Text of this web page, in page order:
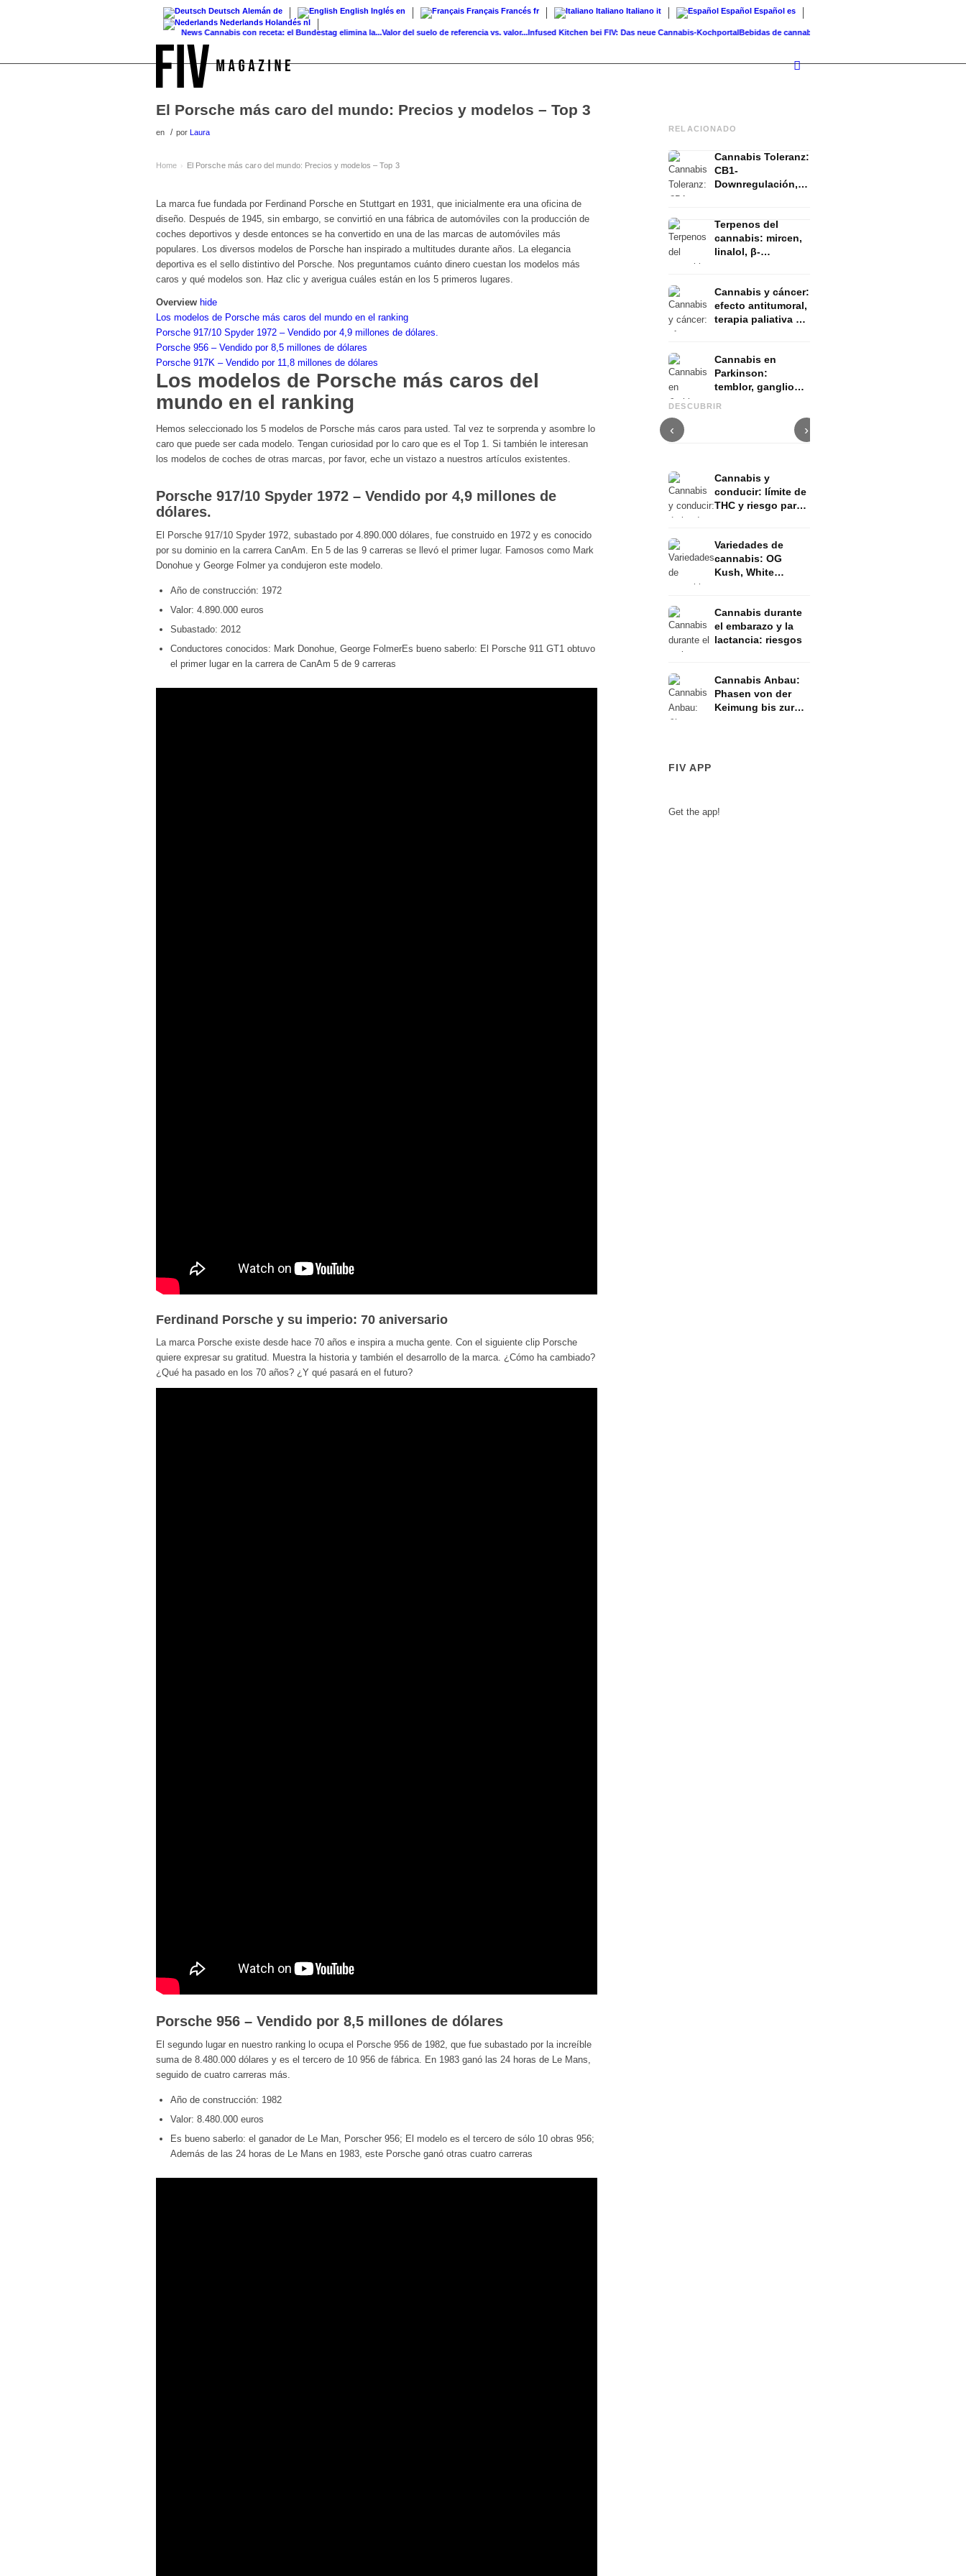
Deutsch Alemán de English Inglés en Français Francés fr Italiano Italiano it Español Español es
Nederlands Holandés nl
News
Cannabis con receta: el Bundestag elimina la...Valor del suelo de referencia vs. valor...Infused Kitchen bei FIV: Das neue Cannabis-KochportalBebidas de cannabis: batidos, té, leche dorada...
El Porsche más caro del mundo: Precios y modelos – Top 3
en / por Laura
Home › El Porsche más caro del mundo: Precios y modelos – Top 3
La marca fue fundada por Ferdinand Porsche en Stuttgart en 1931, que inicialmente era una oficina de
diseño. Después de 1945, sin embargo, se convirtió en una fábrica de automóviles con la producción de
coches deportivos y desde entonces se ha convertido en una de las marcas de automóviles más
populares. Los diversos modelos de Porsche han inspirado a multitudes durante años. La elegancia
deportiva es el sello distintivo del Porsche. Nos preguntamos cuánto dinero cuestan los modelos más
caros y qué modelos son. Haz clic y averigua cuáles están en los 5 primeros lugares.
Overview hide
Los modelos de Porsche más caros del mundo en el ranking
Porsche 917/10 Spyder 1972 – Vendido por 4,9 millones de dólares.
Porsche 956 – Vendido por 8,5 millones de dólares
Porsche 917K – Vendido por 11,8 millones de dólares
Los modelos de Porsche más caros del
mundo en el ranking
Hemos seleccionado los 5 modelos de Porsche más caros para usted. Tal vez te sorprenda y asombre lo
caro que puede ser cada modelo. Tengan curiosidad por lo caro que es el Top 1. Si también le interesan
los modelos de coches de otras marcas, por favor, eche un vistazo a nuestros artículos existentes.
Porsche 917/10 Spyder 1972 – Vendido por 4,9 millones de
dólares.
El Porsche 917/10 Spyder 1972, subastado por 4.890.000 dólares, fue construido en 1972 y es conocido
por su dominio en la carrera CanAm. En 5 de las 9 carreras se llevó el primer lugar. Famosos como Mark
Donohue y George Folmer ya condujeron este modelo.
Año de construcción: 1972
Valor: 4.890.000 euros
Subastado: 2012
Conductores conocidos: Mark Donohue, George FolmerEs bueno saberlo: El Porsche 911 GT1 obtuvo
el primer lugar en la carrera de CanAm 5 de 9 carreras
Ferdinand Porsche y su imperio: 70 aniversario
La marca Porsche existe desde hace 70 años e inspira a mucha gente. Con el siguiente clip Porsche
quiere expresar su gratitud. Muestra la historia y también el desarrollo de la marca. ¿Cómo ha cambiado?
¿Qué ha pasado en los 70 años? ¿Y qué pasará en el futuro?
Porsche 956 – Vendido por 8,5 millones de dólares
El segundo lugar en nuestro ranking lo ocupa el Porsche 956 de 1982, que fue subastado por la increíble
suma de 8.480.000 dólares y es el tercero de 10 956 de fábrica. En 1983 ganó las 24 horas de Le Mans,
seguido de cuatro carreras más.
Año de construcción: 1982
Valor: 8.480.000 euros
Es bueno saberlo: el ganador de Le Man, Porscher 956; El modelo es el tercero de sólo 10 obras 956;
Además de las 24 horas de Le Mans en 1983, este Porsche ganó otras cuatro carreras
RELACIONADO
Cannabis Toleranz:
CB1-
Downregulación,
Terpenos del
cannabis: mircen,
linalol, β-
Cannabis y cáncer:
efecto antitumoral,
terapia paliativa y
Cannabis en
Parkinson:
temblor, ganglios
DESCUBRIR
‹
Cannabis y TDAH: dopamina,
automedición y lo que
›
Cannabis y
conducir: límite de
THC y riesgo para
Variedades de
cannabis: OG
Kush, White
Cannabis durante
el embarazo y la
lactancia: riesgos
Cannabis Anbau:
Phasen von der
Keimung bis zur
FIV APP
Get the app!